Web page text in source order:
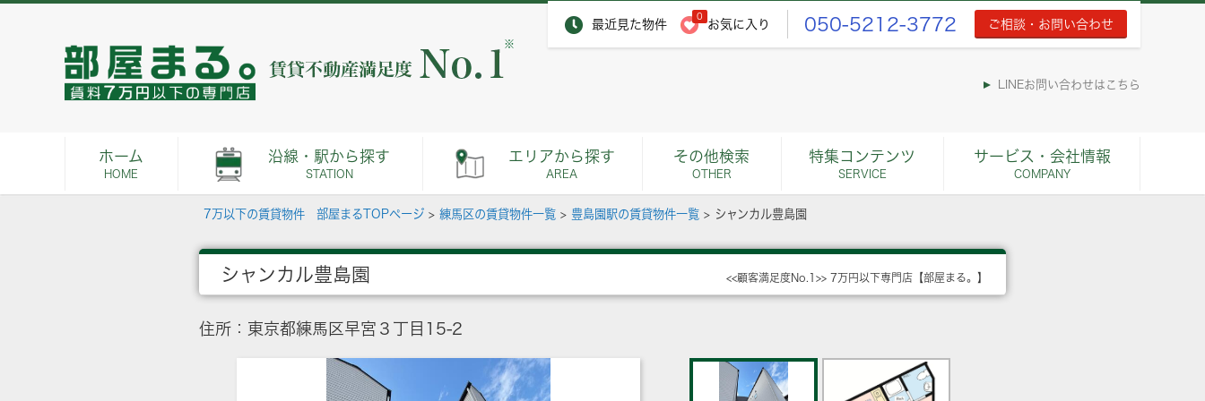
最近見た物件
0
お気に入り 050-5212-3772 ご相談・お問い合わせ
※
LINEお問い合わせはこちら
ホーム
HOME
沿線・駅から探す
STATION
エリアから探す
AREA
その他検索
OTHER
特集コンテンツ
SERVICE
サービス・会社情報
COMPANY
7万以下の賃貸物件 部屋まるTOPページ > 練馬区の賃貸物件一覧 > 豊島園駅の賃貸物件一覧 > シャンカル豊島園
シャンカル豊島園 <<顧客満足度No.1>> 7万円以下専門店【部屋まる。】
住所：東京都練馬区早宮３丁目15-2